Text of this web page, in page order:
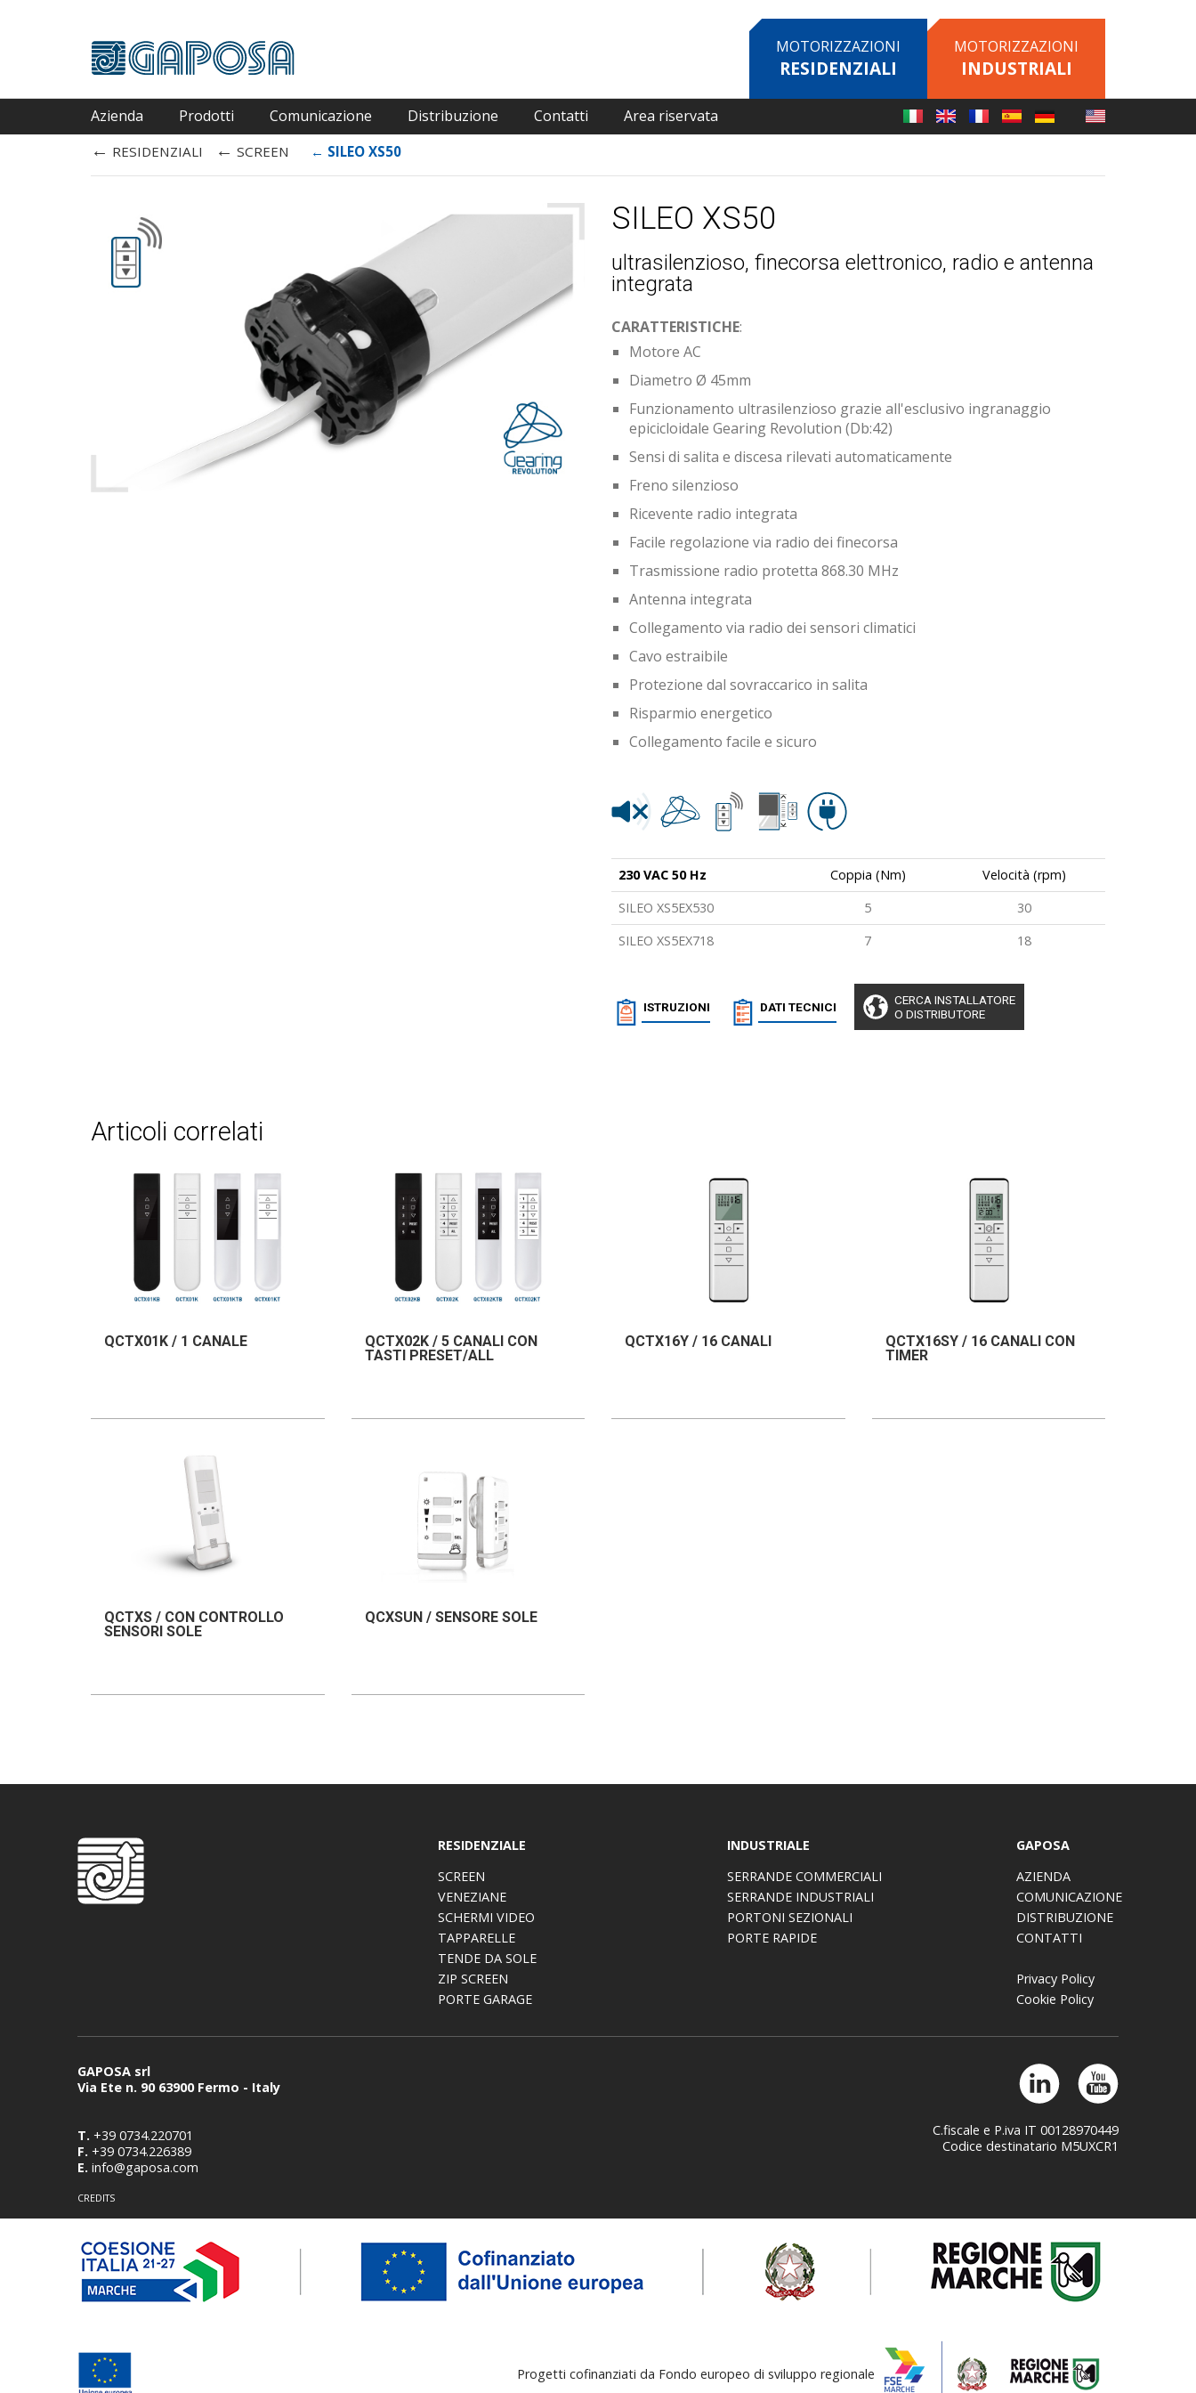
MOTORIZZAZIONI
RESIDENZIALI
MOTORIZZAZIONI
INDUSTRIALI
Azienda Prodotti Comunicazione Distribuzione Contatti Area riservata
← RESIDENZIALI ← SCREEN ← SILEO XS50
SILEO XS50
ultrasilenzioso, finecorsa elettronico, radio e antenna
integrata
CARATTERISTICHE:
Motore AC
Diametro Ø 45mm
Funzionamento ultrasilenzioso grazie all'esclusivo ingranaggio
epicicloidale Gearing Revolution (Db:42)
Sensi di salita e discesa rilevati automaticamente
Freno silenzioso
Ricevente radio integrata
Facile regolazione via radio dei finecorsa
Trasmissione radio protetta 868.30 MHz
Antenna integrata
Collegamento via radio dei sensori climatici
Cavo estraibile
Protezione dal sovraccarico in salita
Risparmio energetico
Collegamento facile e sicuro
230 VAC 50 Hz Coppia (Nm)
Velocità (rpm)
SILEO XS5EX530
5
30
SILEO XS5EX718
7 18
ISTRUZIONI DATI TECNICI
CERCA INSTALLATORE
O DISTRIBUTORE
articoli correlati
QCTX01K / 1 CANALE
QCTX02K / 5 CANALI CON
TASTI PRESET/ALL
QCTX16Y / 16 CANALI
QCTX16SY / 16 CANALI CON
TIMER
QCTXS / CON CONTROLLO
SENSORI SOLE
QCXSUN / SENSORE SOLE
RESIDENZIALE
SCREEN
VENEZIANE
SCHERMI VIDEO
TAPPARELLE
TENDE DA SOLE
ZIP SCREEN
PORTE GARAGE
INDUSTRIALE
SERRANDE COMMERCIALI
SERRANDE INDUSTRIALI
PORTONI SEZIONALI
PORTE RAPIDE
GAPOSA
AZIENDA
COMUNICAZIONE
DISTRIBUZIONE
CONTATTI
Privacy Policy
Cookie Policy
GAPOSA srl
Via Ete n. 90 63900 Fermo - Italy
T. +39 0734.220701
F. +39 0734.226389
E. info@gaposa.com
CREDITS
C.fiscale e P.iva IT 00128970449
Codice destinatario M5UXCR1
Progetti cofinanziati da Fondo europeo di sviluppo regionale